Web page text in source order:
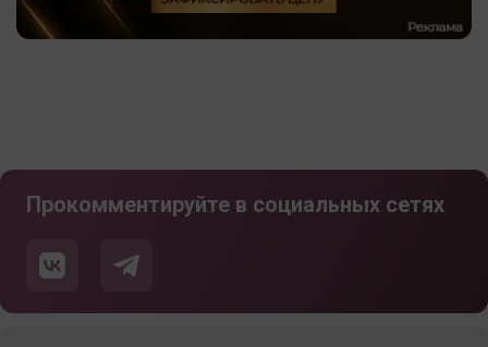
Прокомментируйте в социальных сетях